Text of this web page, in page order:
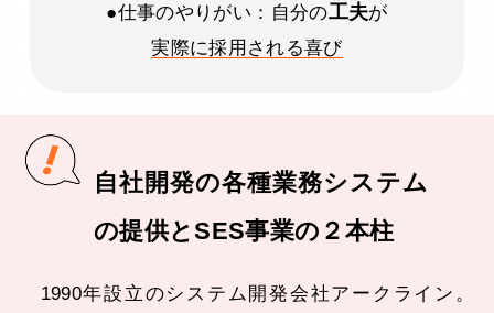
●仕事のやりがい：自分の工夫が
実際に採用される喜び
自社開発の各種業務システム
の提供とSES事業の２本柱
1990年設立のシステム開発会社アークライン。